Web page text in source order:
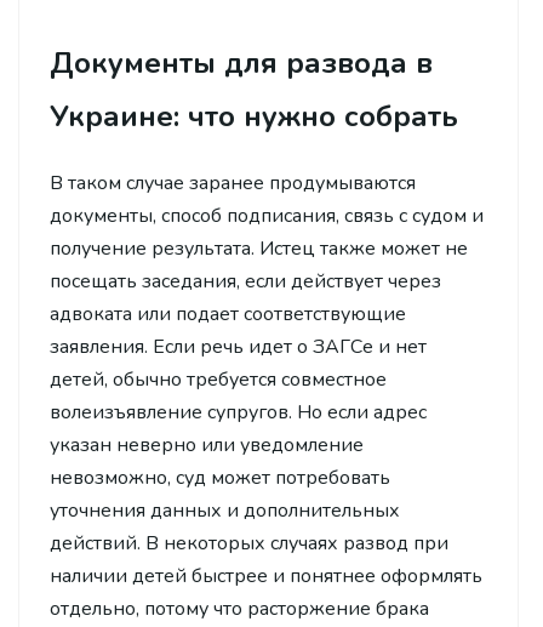
Документы для развода в
Украине: что нужно собрать
В таком случае заранее продумываются
документы, способ подписания, связь с судом и
получение результата. Истец также может не
посещать заседания, если действует через
адвоката или подает соответствующие
заявления. Если речь идет о ЗАГСе и нет
детей, обычно требуется совместное
волеизъявление супругов. Но если адрес
указан неверно или уведомление
невозможно, суд может потребовать
уточнения данных и дополнительных
действий. В некоторых случаях развод при
наличии детей быстрее и понятнее оформлять
отдельно, потому что расторжение брака